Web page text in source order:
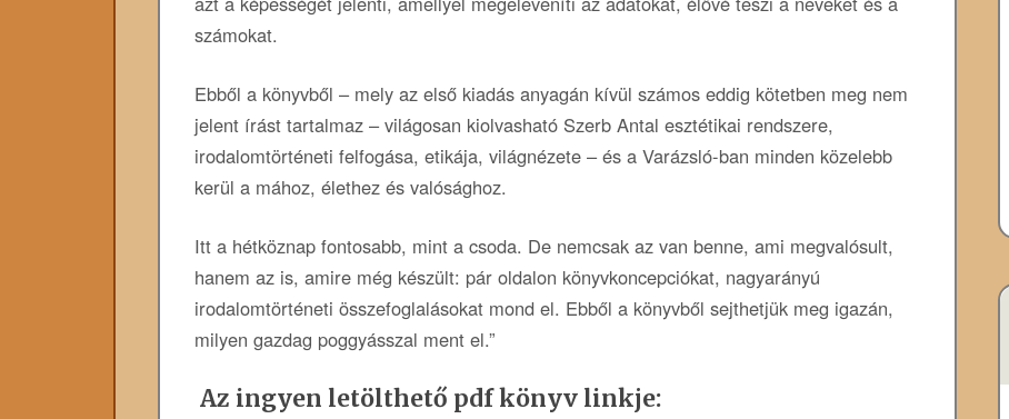
számokat.
Ebből a könyvből – mely az első kiadás anyagán kívül számos eddig kötetben meg nem
jelent írást tartalmaz – világosan kiolvasható Szerb Antal esztétikai rendszere,
irodalomtörténeti felfogása, etikája, világnézete – és a Varázsló-ban minden közelebb
kerül a mához, élethez és valósághoz.
Itt a hétköznap fontosabb, mint a csoda. De nemcsak az van benne, ami megvalósult,
hanem az is, amire még készült: pár oldalon könyvkoncepciókat, nagyarányú
irodalomtörténeti összefoglalásokat mond el. Ebből a könyvből sejthetjük meg igazán,
milyen gazdag poggyásszal ment el.”
Az ingyen letölthető pdf könyv linkje: